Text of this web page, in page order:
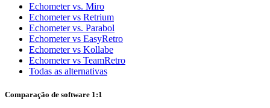
Echometer vs. Miro
Echometer vs Retrium
Echometer vs. Parabol
Echometer vs EasyRetro
Echometer vs Kollabe
Echometer vs TeamRetro
Todas as alternativas
Comparação de software 1:1